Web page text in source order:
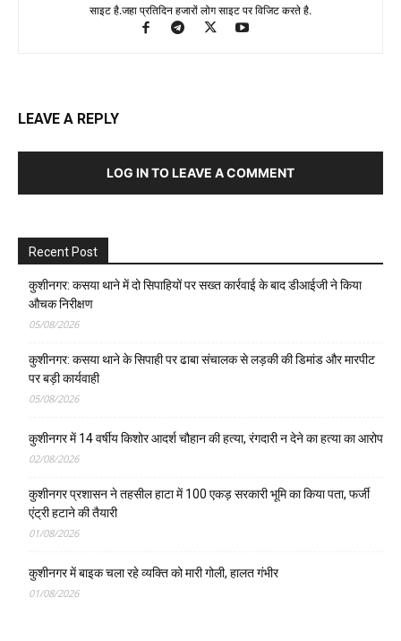
साइट है.जहा प्रतिदिन हजारों लोग साइट पर विजिट करते है.
LEAVE A REPLY
LOG IN TO LEAVE A COMMENT
Recent Post
कुशीनगर: कसया थाने में दो सिपाहियों पर सख्त कार्रवाई के बाद डीआईजी ने किया
औचक निरीक्षण
05/08/2026
कुशीनगर: कसया थाने के सिपाही पर ढाबा संचालक से लड़की की डिमांड और मारपीट
पर बड़ी कार्यवाही
05/08/2026
कुशीनगर में 14 वर्षीय किशोर आदर्श चौहान की हत्या, रंगदारी न देने का हत्या का आरोप
02/08/2026
कुशीनगर प्रशासन ने तहसील हाटा में 100 एकड़ सरकारी भूमि का किया पता, फर्जी
एंट्री हटाने की तैयारी
01/08/2026
कुशीनगर में बाइक चला रहे व्यक्ति को मारी गोली, हालत गंभीर
01/08/2026